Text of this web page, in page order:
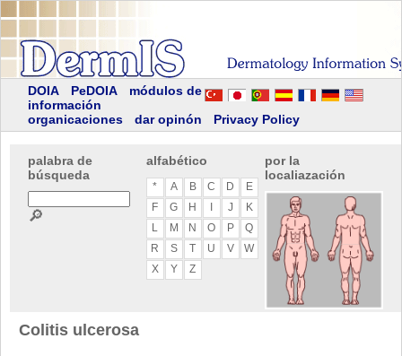
DOIA PeDOIA
módulos de
información
organicaciones
dar opinón Privacy Policy
palabra de
búsqueda
🔎
alfabético
* A B C D
E
F
G H J
K
L
M N O P
Q
R
S T U V
W
X
Y Z
por la
localiazación
Colitis ulcerosa